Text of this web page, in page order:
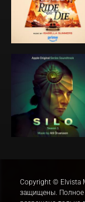
Copyright © Elvista
защищены. Полное